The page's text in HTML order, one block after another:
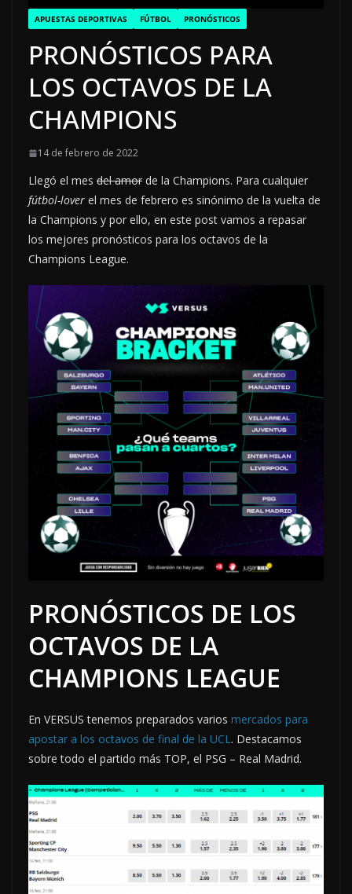
APUESTAS DEPORTIVAS FÚTBOL PRONÓSTICOS
PRONÓSTICOS PARA
LOS OCTAVOS DE LA
CHAMPIONS
14 de febrero de 2022
Llegó el mes del amor de la Champions. Para cualquier
fútbol-lover el mes de febrero es sinónimo de la vuelta de
la Champions y por ello, en este post vamos a repasar
los mejores pronósticos para los octavos de la
Champions League.
PRONÓSTICOS DE LOS
OCTAVOS DE LA
CHAMPIONS LEAGUE
En VERSUS tenemos preparados varios mercados para
apostar a los octavos de final de la UCL. Destacamos
sobre todo el partido más TOP, el PSG – Real Madrid.